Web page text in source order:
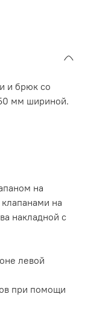
и брюк со
мм шириной.
на
на
накладной с
левой
при помощи